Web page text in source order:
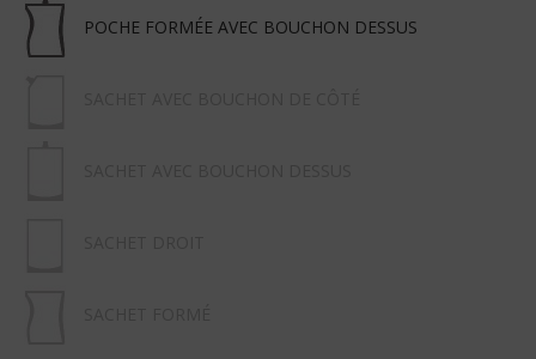
POCHE FORMÉE AVEC BOUCHON DESSUS